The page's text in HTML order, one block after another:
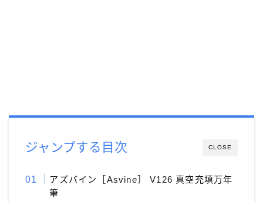
CLOSE
ジャンプする目次
アズバイン［Asvine］ V126 真空充填万年
筆